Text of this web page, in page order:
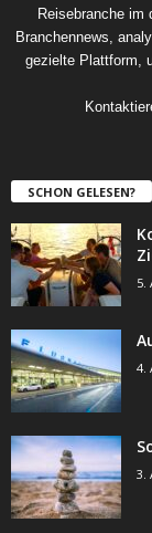
Reisebranche im
Branchennews,
gezielte Plattform,
SCHON GELESEN?
5.
4.
3.